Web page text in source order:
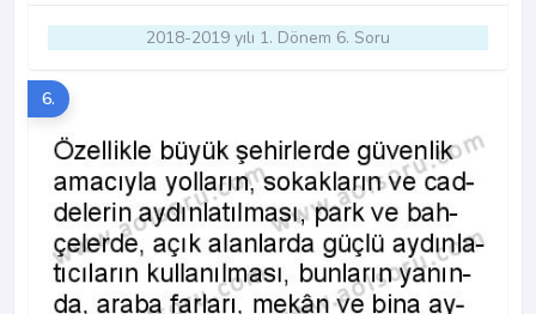
2018-2019 yılı 1. Dönem 6. Soru
6.